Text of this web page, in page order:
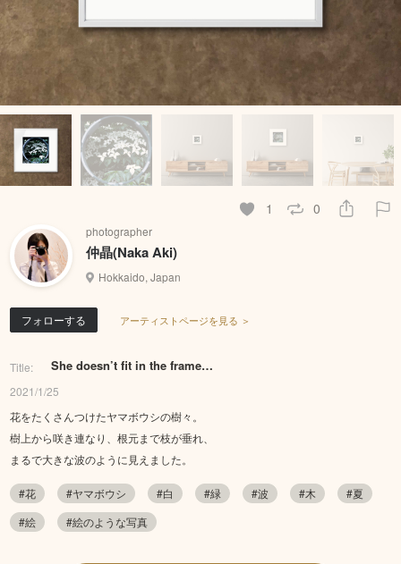
1 0
photographer
仲晶(Naka Aki)
Hokkaido, Japan
フォローする アーティストページを見る ＞
Title: She doesn’t fit in the frame…
2021/1/25
花をたくさんつけたヤマボウシの樹々。
樹上から咲き連なり、根元まで枝が垂れ、
まるで大きな波のように見えました。
#花 #ヤマボウシ #白 #緑 #波 #木
#夏
#絵
#絵のような写真